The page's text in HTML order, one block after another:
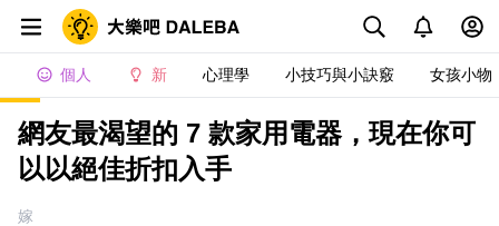
個人 新 心理學 小技巧與小訣竅 女孩小物
網友最渴望的 7 款家用電器，現在你可
以以絕佳折扣入手
嫁